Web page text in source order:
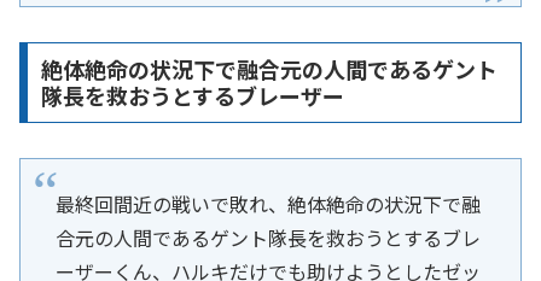
絶体絶命の状況下で融合元の人間であるゲント
隊長を救おうとするブレーザー
最終回間近の戦いで敗れ、絶体絶命の状況下で融
合元の人間であるゲント隊長を救おうとするブレ
ーザーくん、ハルキだけでも助けようとしたゼッ